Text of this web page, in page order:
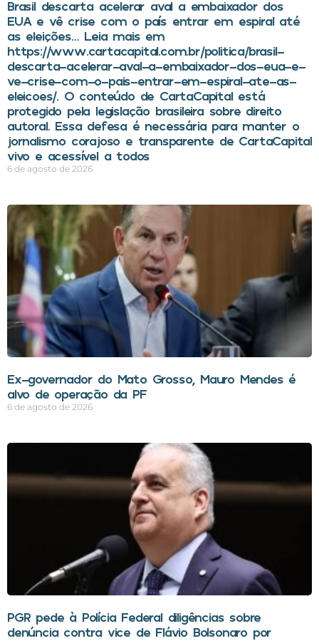
Brasil descarta acelerar aval a embaixador dos
EUA e vê crise com o país entrar em espiral até
as eleições… Leia mais em
https://www.cartacapital.com.br/politica/brasil-
descarta-acelerar-aval-a-embaixador-dos-eua-e-
ve-crise-com-o-pais-entrar-em-espiral-ate-as-
eleicoes/. O conteúdo de CartaCapital está
protegido pela legislação brasileira sobre direito
autoral. Essa defesa é necessária para manter o
jornalismo corajoso e transparente de CartaCapital
vivo e acessível a todos
6 de agosto de 2026
Ex-governador do Mato Grosso, Mauro Mendes é
alvo de operação da PF
6 de agosto de 2026
PGR pede à Polícia Federal diligências sobre
denúncia contra vice de Flávio Bolsonaro por